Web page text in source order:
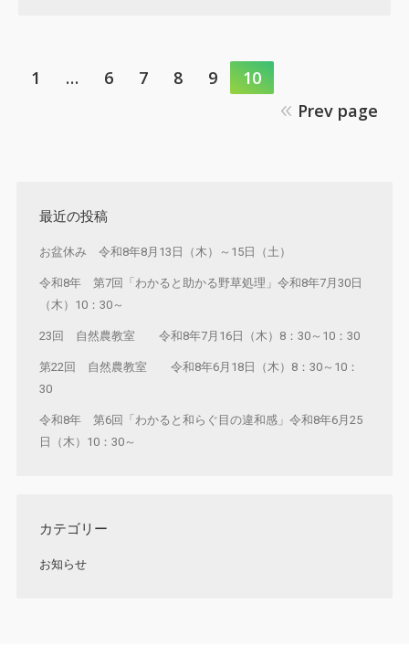
1 … 6 7 8 9
10
Prev page
最近の投稿
お盆休み 令和8年8月13日（木）～15日（土）
令和8年 第7回「わかると助かる野草処理」令和8年7月30日
（木）10：30～
23回 自然農教室 令和8年7月16日（木）8：30～10：30
第22回 自然農教室 令和8年6月18日（木）8：30～10：
30
令和8年 第6回「わかると和らぐ目の違和感」令和8年6月25
日（木）10：30～
カテゴリー
お知らせ